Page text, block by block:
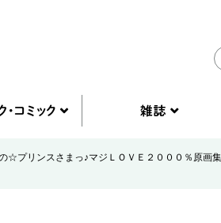
の☆プリンスさまっ♪マジＬＯＶＥ２０００％原画集